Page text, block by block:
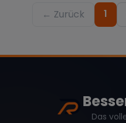
← Zurück 1
Das